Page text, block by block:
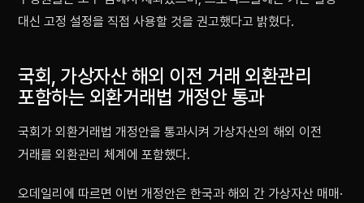
대신 고정 설정을 직접 사용할 것을 권고했다고 밝혔다.
국회, 가상자산 해외 이전 거래 외환관리
포함하는 외환거래법 개정안 통과
국회가 외환거래법 개정안을 통과시켜 가상자산의 해외 이전
거래를 외환관리 체계에 포함했다.
오데일리에 따르면 이번 개정안은 한국과 해외 간 가상자산 매매·